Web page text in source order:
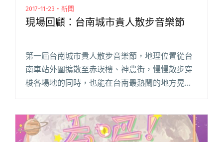
2017-11-23・新聞
現場回顧：台南城市貴人散步音樂節
第一屆台南城市貴人散步音樂節，地理位置從台
南車站外圍擴散至赤崁樓、神農街，慢慢散步穿
梭各場地的同時，也能在台南最熱鬧的地方晃
晃、配蜷尾家冰淇淋、牛肉湯。肚子填飽了，這
步和其他音樂節不同的是，並不完閱讀全文 "現
場回顧：台南城市貴人散步音樂節"